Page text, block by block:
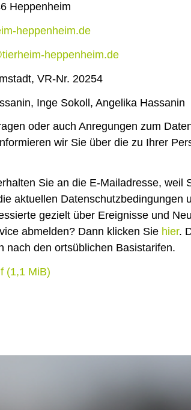
Heppenheim
heppenheim.de
heppenheim.de
VR-Nr. 20254
Inge Sokoll, Angelika Hassanin
oder auch Anregungen zum
wir Sie über die zu Ihrer
Sie an die E-Mailadresse,
aktuellen Datenschutzbedingungen
gezielt über Ereignisse und
abmelden? Dann klicken Sie hier.
nach den ortsüblichen Basistarifen.
(1,1 MiB)